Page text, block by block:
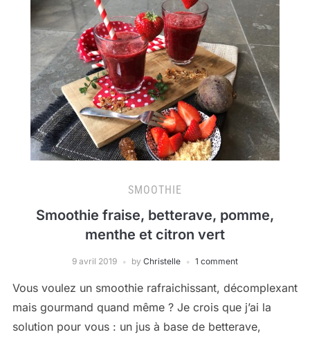
SMOOTHIE
Smoothie fraise, betterave, pomme,
menthe et citron vert
9 avril 2019 by Christelle 1 comment
Vous voulez un smoothie rafraichissant, décomplexant
mais gourmand quand même ? Je crois que j’ai la
solution pour vous : un jus à base de betterave,